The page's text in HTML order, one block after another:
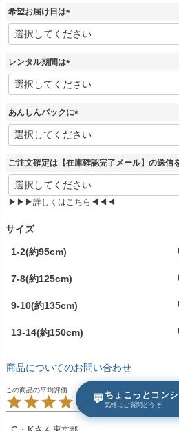
希望お届け日は
(
必
)
レンタル期間は
(
必
)
あんしんパックに
(
必
)
ご注文確定は【在庫確認完了メール】の送信
▶▶▶詳しくはこちら◀◀◀
サイズ
1-2(約95cm)
7-8(約125cm)
9-10(約135cm)
13-14(約150cm)
商品についてのお問い合わせ
5.00 2
💬 ちょこっとコン
気軽にご質問どうぞ